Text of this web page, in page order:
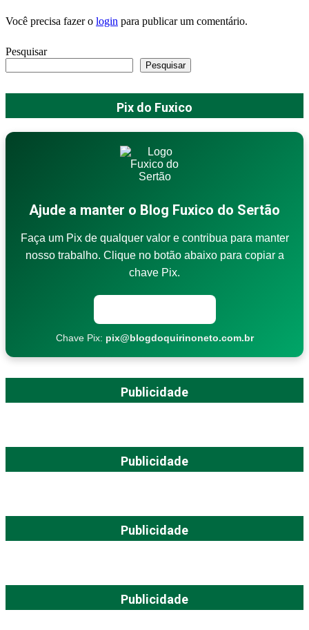
Você precisa fazer o login para publicar um comentário.
Pesquisar
Pesquisar
Pix do Fuxico
Ajude a manter o Blog Fuxico do Sertão
Faça um Pix de qualquer valor e contribua para manter
nosso trabalho. Clique no botão abaixo para copiar a
chave Pix.
Chave Pix: pix@blogdoquirinoneto.com.br
Publicidade
Publicidade
Publicidade
Publicidade